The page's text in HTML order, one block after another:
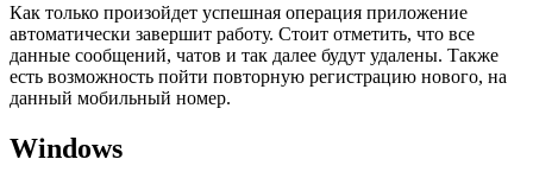
Как только произойдет успешная операция приложение
автоматически завершит работу. Стоит отметить, что все
данные сообщений, чатов и так далее будут удалены. Также
есть возможность пойти повторную регистрацию нового, на
данный мобильный номер.
Windows